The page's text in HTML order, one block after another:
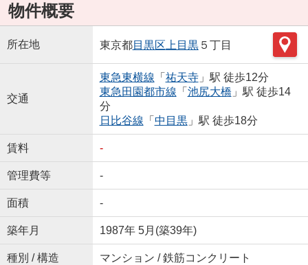
物件概要
所在地 東京都目黒区 上目黒５丁目
交通
東急東横線 「 祐天寺」駅 徒歩12分
東急田園都市線 「 池尻大橋 」駅 徒歩14
分
日比谷線 「 中目黒」駅 徒歩18分
賃料 -
管理費等 -
面積 -
築年月 1987年 5月(築39年)
種別 / 構造 マンション / 鉄筋コンクリート